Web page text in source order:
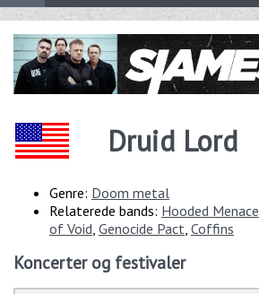
Druid Lord
Genre: Doom metal
Relaterede bands: Hooded Menace
of Void Genocide Pact Coffins
Koncerter og festivaler